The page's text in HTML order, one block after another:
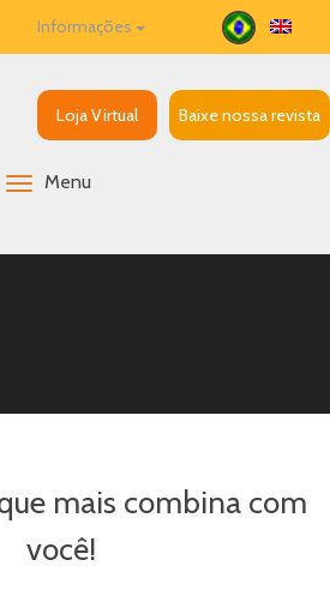
Informações
Loja Virtual Baixe nossa revista
Menu
mais combina com
você!